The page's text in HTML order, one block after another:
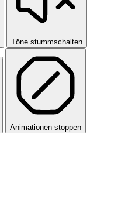
Töne stummschalten
Animationen stoppen